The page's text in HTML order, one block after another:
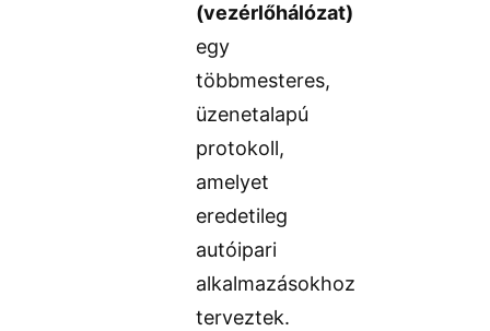
(vezérlőhálózat)
egy
többmesteres,
üzenetalapú
protokoll,
amelyet
eredetileg
autóipari
alkalmazásokhoz
terveztek.